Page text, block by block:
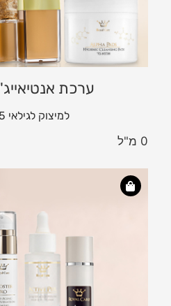
ערכת
למיצוק לגילאי 25 ומעלה
0 מ"ל